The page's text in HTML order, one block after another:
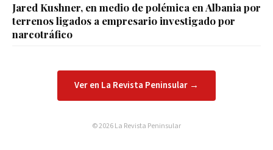
Jared Kushner, en medio de polémica en Albania por
terrenos ligados a empresario investigado por
narcotráfico
Ver en La Revista Peninsular →
© 2026 La Revista Peninsular